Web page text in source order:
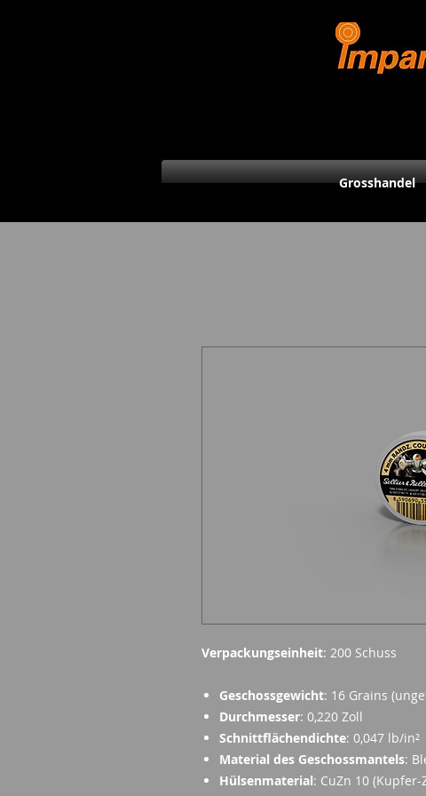
Grosshandel
Verpackungseinheit: 200 Schuss
Geschossgewicht: 16 Grains
Durchmesser: 0,220 Zoll
Schnittflächendichte: 0,047 lb/in²
Material des Geschossmantels:
Hülsenmaterial: CuZn 10